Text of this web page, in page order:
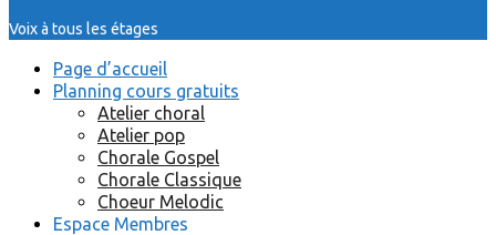
Voix à tous les étages
Page d’accueil
Planning cours gratuits
Atelier choral
Atelier pop
Chorale Gospel
Chorale Classique
Choeur Melodic
Espace Membres